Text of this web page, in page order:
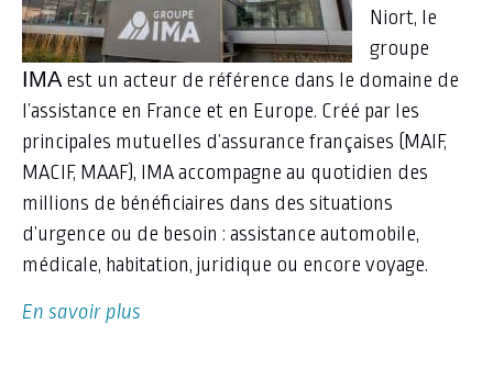
Niort, le
groupe
IMAest un acteur de référence dans le domaine de
l’assistance en France et en Europe. Créé par les
principales mutuelles d’assurance françaises (MAIF,
MACIF, MAAF), IMA accompagne au quotidien des
millions de bénéficiaires dans des situations
d’urgence ou de besoin : assistance automobile,
médicale, habitation, juridique ou encore voyage.
En savoir plus